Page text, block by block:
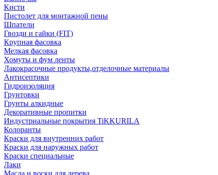
Кисти
Пистолет для монтажной пены
Шпатели
Гвозди и гайки (FIT)
Крупная фасовка
Мелкая фасовка
Хомуты и фум ленты
Лакокрасочные продукты,отделочные материалы
Антисептики
Гидроизоляция
Грунтовки
Грунты алкидные
Декоративные пропитки
Индустриальные покрытия TiKKURILA
Колоранты
Краски для внутренних работ
Краски для наружных работ
Краски специальные
Лаки
Масла и воски для дерева